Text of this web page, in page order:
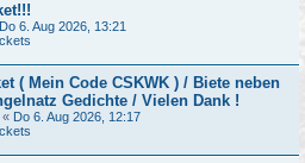
Do 6. Aug 2026, 13:21
( Mein Code CSKWK ) / Biete neben
Gedichte / Vielen Dank !
« Do 6. Aug 2026, 12:17